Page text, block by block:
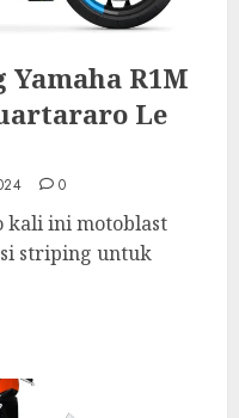
R1M
Le
0
kali ini motoblast
striping untuk